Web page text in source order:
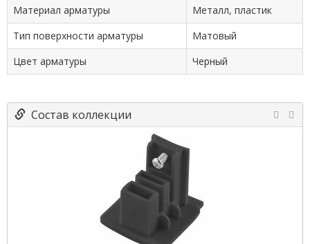
Материал арматуры
Металл, пластик
Тип поверхности арматуры
Матовый
Цвет арматуры
Черный
Состав коллекции